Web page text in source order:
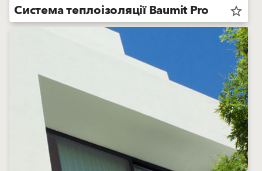
Система теплоізоляції Baumit Pro star_border